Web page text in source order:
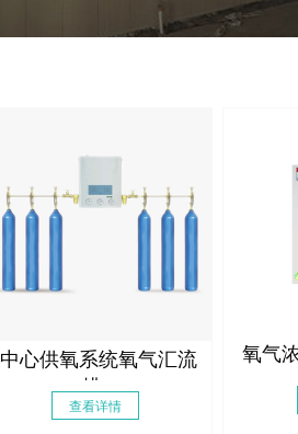
中心供氧系统氧气汇流
排
查看详情
氧气